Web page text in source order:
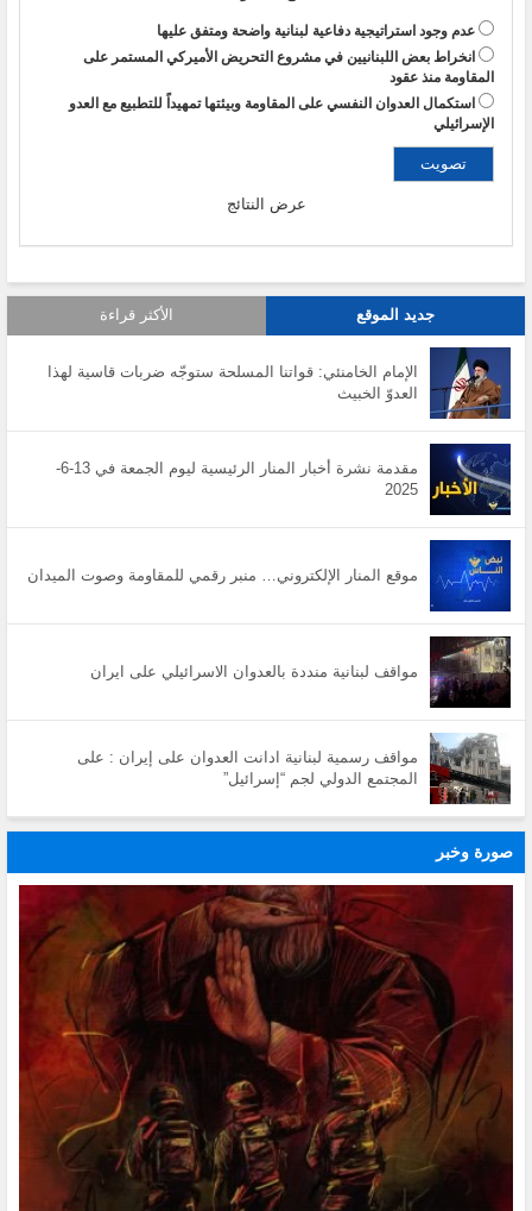
عدم وجود استراتيجية دفاعية لبنانية واضحة ومتفق عليها
انخراط بعض اللبنانيين في مشروع التحريض الأميركي المستمر على
المقاومة منذ عقود
استكمال العدوان النفسي على المقاومة وبيئتها تمهيداً للتطبيع مع العدو
الإسرائيلي
عرض النتائج
جديد الموقع الأكثر قراءة
الإمام الخامنئي: قواتنا المسلحة ستوجّه ضربات قاسية لهذا
العدوّ الخبيث
مقدمة نشرة أخبار المنار الرئيسية ليوم الجمعة في 13-6-
2025
موقع المنار الإلكتروني… منبر رقمي للمقاومة وصوت الميدان
مواقف لبنانية منددة بالعدوان الاسرائيلي على ايران
مواقف رسمية لبنانية ادانت العدوان على إيران : على
المجتمع الدولي لجم “إسرائيل”
صورة وخبر